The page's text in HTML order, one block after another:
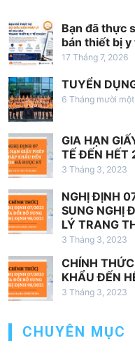
b
à
i
v
i
ế
t
Bạn đã thực
bán thiết bị y
17 Tháng 7, 2026
TUYỂN
6 Tháng mười
GIA HẠN
TẾ ĐẾN HẾT
3 Tháng 3, 2023
NGHỊ ĐỊNH
SUNG NGHỊ
LÝ TRANG
3 Tháng 3, 2023
CHÍNH
KHẨU ĐẾN
3 Tháng 3, 2023
CHUYÊN MỤC